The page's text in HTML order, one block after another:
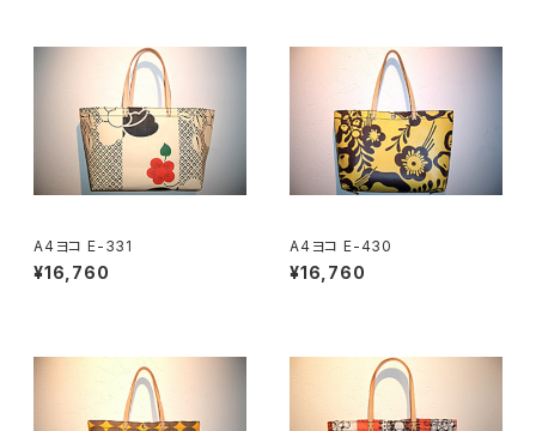
A4ヨコ E-331
¥16,760
A4ヨコ E-430
¥16,760